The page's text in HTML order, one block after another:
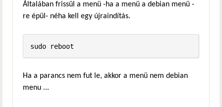
Általában frissül a menü -ha a menü a debian menü -
re épül- néha kell egy újraindítás.
Ha a parancs nem fut le, akkor a menü nem debian
menu ...